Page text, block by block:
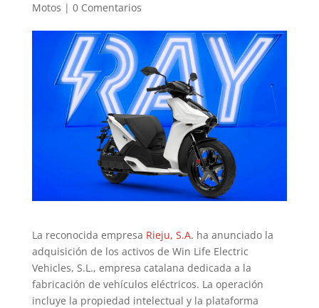
Motos | 0 Comentarios
La reconocida empresa Rieju, S.A. ha anunciado la
adquisición de los activos de Win Life Electric
Vehicles, S.L., empresa catalana dedicada a la
fabricación de vehículos eléctricos. La operación
incluye la propiedad intelectual y la plataforma